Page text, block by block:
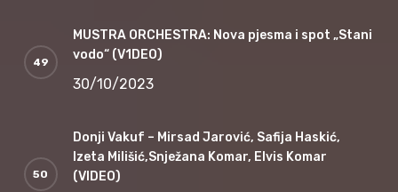
MUSTRA ORCHESTRA: Nova pjesma i spot „Stani
vodo“ (V1DEO)
30/10/2023
Donji Vakuf – Mirsad Jarović, Safija Haskić,
Izeta Milišić,Snježana Komar, Elvis Komar
(VIDEO)